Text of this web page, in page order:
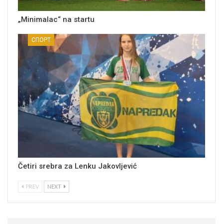
„Minimalac“ na startu
СПОРТ
Četiri srebra za Lenku Jakovljević
PREV NEXT